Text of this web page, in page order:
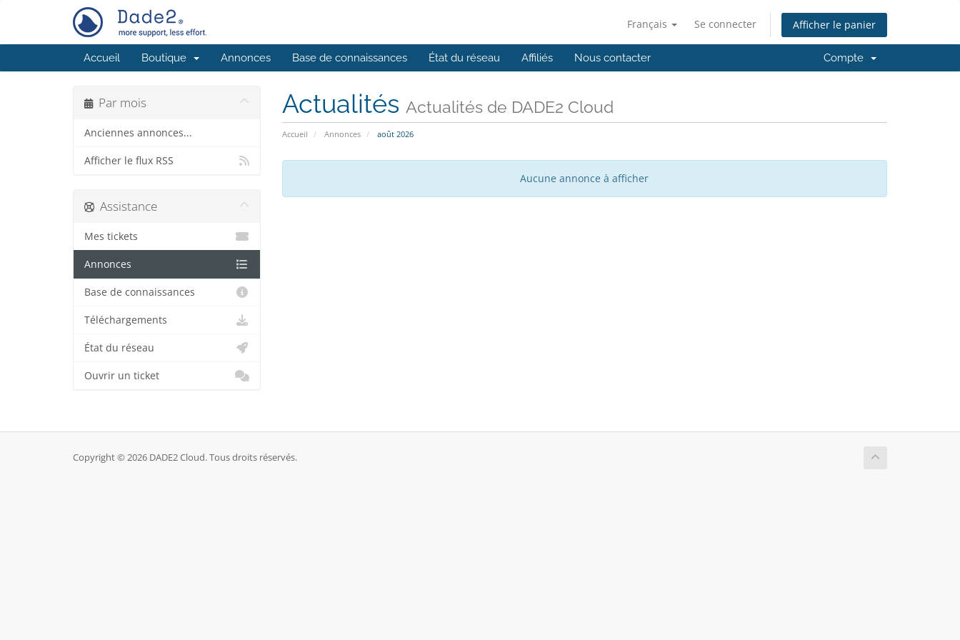
Français Se connecter Afficher le panier
Accueil Boutique Annonces Base de connaissances État du réseau Affiliés Nous contacter Compte
Actualités Actualités de DADE2 Cloud
Accueil Annonces août 2026
Par mois
Anciennes annonces...
Afficher le flux RSS
Aucune annonce à afficher
Assistance
Mes tickets
Annonces
Base de connaissances
Téléchargements
État du réseau
Ouvrir un ticket
Copyright © 2026 DADE2 Cloud. Tous droits réservés.